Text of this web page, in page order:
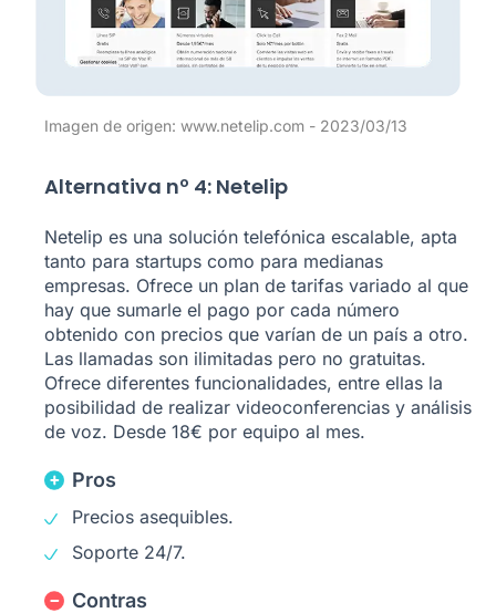
Alternativa nº 4: Netelip
Netelip es una solución telefónica escalable, apta
tanto para startups como para medianas
empresas. Ofrece un plan de tarifas variado al que
hay que sumarle el pago por cada número
obtenido con precios que varían de un país a otro.
Las llamadas son ilimitadas pero no gratuitas.
Ofrece diferentes funcionalidades, entre ellas la
posibilidad de realizar videoconferencias y análisis
de voz. Desde 18€ por equipo al mes.
Pros
Precios asequibles.
Soporte 24/7.
Contras
Imagen de origen: www.netelip.com - 2023/03/13